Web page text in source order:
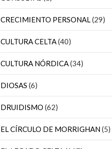
CRECIMIENTO PERSONAL(29)
CULTURA CELTA(40)
CULTURA NÓRDICA(34)
DIOSAS (6)
DRUIDISMO (62)
EL CÍRCULO DE MORRIGHAN(5)